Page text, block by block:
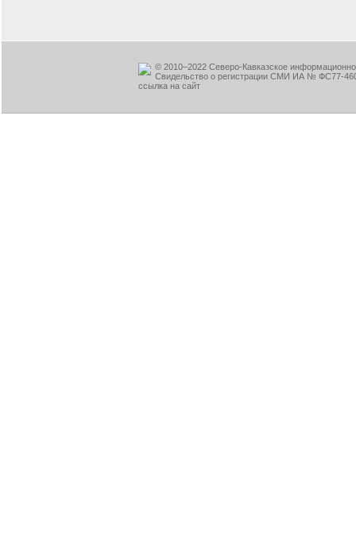
© 2010–2022 Северо-Кавказское
Свидельство о регистрации СМИ ИА № ФС77-
ссылка на сайт